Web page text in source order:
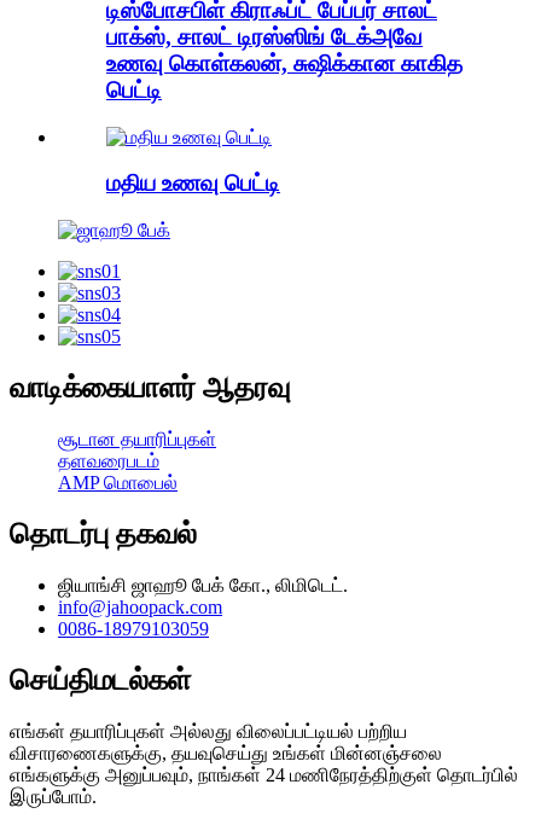
டிஸ்போசபிள் கிராஃப்ட் பேப்பர் சாலட்
பாக்ஸ், சாலட் டிரஸ்ஸிங் டேக்அவே
உணவு கொள்கலன், சுஷிக்கான காகித
பெட்டி
மதிய உணவு பெட்டி
வாடிக்கையாளர் ஆதரவு
சூடான தயாரிப்புகள்
தளவரைபடம்
AMP மொபைல்
தொடர்பு தகவல்
ஜியாங்சி ஜாஹூ பேக் கோ., லிமிடெட்.
info@jahoopack.com
0086-18979103059
செய்திமடல்கள்
எங்கள் தயாரிப்புகள் அல்லது விலைப்பட்டியல் பற்றிய
விசாரணைகளுக்கு, தயவுசெய்து உங்கள் மின்னஞ்சலை
எங்களுக்கு அனுப்பவும், நாங்கள் 24 மணிநேரத்திற்குள் தொடர்பில்
இருப்போம்.